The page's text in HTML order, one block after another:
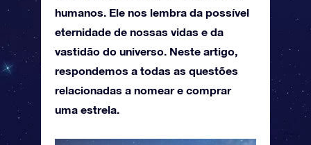
humanos. Ele nos lembra da possível
eternidade de nossas vidas e da
vastidão do universo. Neste artigo,
respondemos a todas as questões
relacionadas a nomear e comprar
uma estrela.